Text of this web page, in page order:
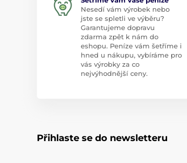
Nesedí vám výrobek nebo
jste se spletli ve výběru?
Garantujeme dopravu
zdarma zpět k nám do
eshopu. Peníze vám šetříme i
hned u nákupu, vybíráme pro
vás výrobky za co
nejvýhodnější ceny.
Přihlaste se do newsletteru